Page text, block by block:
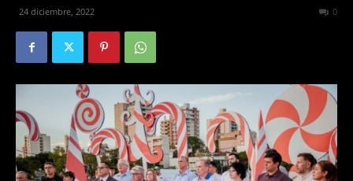
24 diciembre, 2022 0